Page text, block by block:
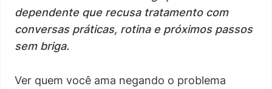
dependente que recusa tratamento com
conversas práticas, rotina e próximos passos
sem briga.
Ver quem você ama negando o problema